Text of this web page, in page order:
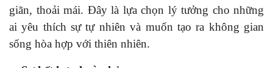
giãn, thoải mái. Đây là lựa chọn lý tưởng cho những
ai yêu thích sự tự nhiên và muốn tạo ra không gian
sống hòa hợp với thiên nhiên.